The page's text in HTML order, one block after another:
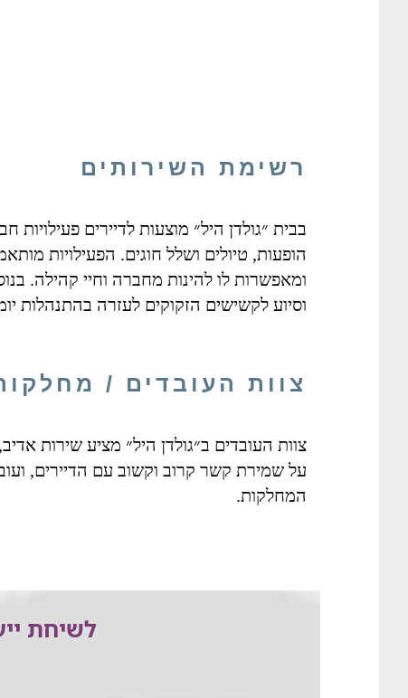
רשימת השירותים
בבית ״גולדן היל״ מוצעות לדיירים
הופעות, טיולים ושלל חוגים. הפעילויות
ומאפשרות לו להינות מחברה וחיי קהילה.
וסיוע לקשישים הזקוקים לעזרה בהתנהלות
צוות העובדים /
צוות העובדים ב״גולדן היל״ מציע שירות
על שמירת קשר קרוב וקשוב עם הדיירים,
המחלקות.
לשיחת